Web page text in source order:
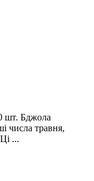
шт. Бджола
числа травня,
...